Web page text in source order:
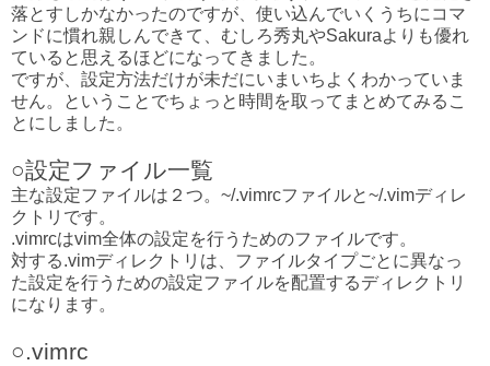
落とすしかなかったのですが、使い込んでいくうちにコマ
ンドに慣れ親しんできて、むしろ秀丸やSakuraよりも優れ
ていると思えるほどになってきました。
ですが、設定方法だけが未だにいまいちよくわかっていま
せん。ということでちょっと時間を取ってまとめてみるこ
とにしました。
○設定ファイル一覧
主な設定ファイルは２つ。~/.vimrcファイルと~/.vimディレ
クトリです。
.vimrcはvim全体の設定を行うためのファイルです。
対する.vimディレクトリは、ファイルタイプごとに異なっ
た設定を行うための設定ファイルを配置するディレクトリ
になります。
○.vimrc